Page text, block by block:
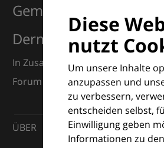
Diese
nutzt
Um unsere Inhalte
anzupassen und
zu verbessern,
entscheiden selbst,
Einwilligung geben
Informationen zu
Gemeinsam für
Dermatologie
In Zusammenarbeit mit dem
Forum (EDF) und Euroderm
ÜBER